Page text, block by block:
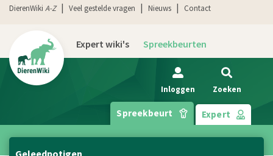
DierenWiki A-Z Veel gestelde vragen Nieuws Contact
Expert wiki's Spreekbeurten
geleedpotigen
Inloggen Zoeken
Spreekbeurt Expert